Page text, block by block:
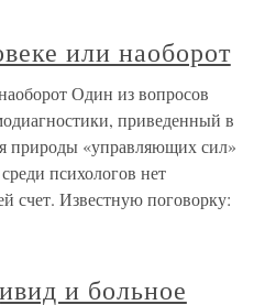
или наоборот
Один из вопросов
приведенный в
природы «управляющих сил»
психологов нет
счет. Известную поговорку:
и больное